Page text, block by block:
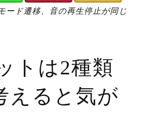
ード遷移、音の再生停止が同じ
トは2種類
えると気が